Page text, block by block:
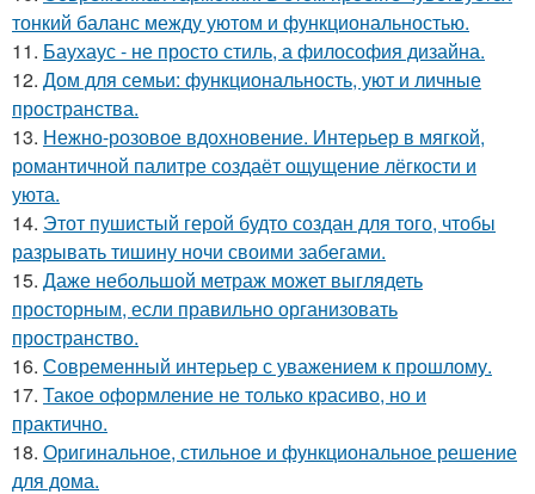
тонкий баланс между уютом и функциональностью.
11. Баухаус - не просто стиль, а философия дизайна.
12. Дом для семьи: функциональность, уют и личные
пространства.
13. Нежно-розовое вдохновение. Интерьер в мягкой,
романтичной палитре создаёт ощущение лёгкости и
уюта.
14. Этот пушистый герой будто создан для того, чтобы
разрывать тишину ночи своими забегами.
15. Даже небольшой метраж может выглядеть
просторным, если правильно организовать
пространство.
16. Современный интерьер с уважением к прошлому.
17. Такое оформление не только красиво, но и
практично.
18. Оригинальное, стильное и функциональное решение
для дома.